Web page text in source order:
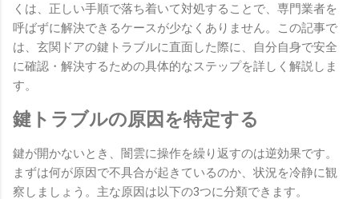
くは、正しい手順で落ち着いて対処することで、専門業者を
呼ばずに解決できるケースが少なくありません。この記事で
は、玄関ドアの鍵トラブルに直面した際に、自分自身で安全
に確認・解決するための具体的なステップを詳しく解説しま
す。
鍵トラブルの原因を特定する
鍵が開かないとき、闇雲に操作を繰り返すのは逆効果です。
まずは何が原因で不具合が起きているのか、状況を冷静に観
察しましょう。主な原因は以下の3つに分類できます。